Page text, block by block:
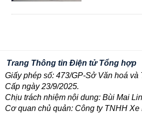
Trang Thông tin Điện tử Tổng hợp
Giấy phép số: 473/GP-Sở Văn hoá và
Cấp ngày 23/9/2025.
Chịu trách nhiệm nội dung: Bùi Mai
Cơ quan chủ quản: Công ty TNHH Xe